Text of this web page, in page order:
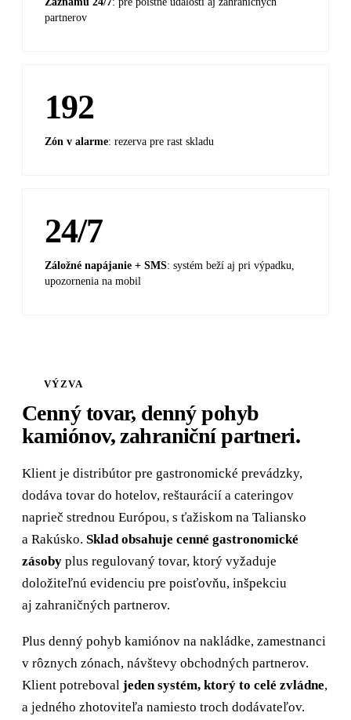
partnerov
192
Zón v alarme: rezerva pre rast skladu
24/7
Záložné napájanie + SMS: systém beží aj pri výpadku,
upozornenia na mobil
VÝZVA
Cenný tovar, denný pohyb
kamiónov, zahraniční partneri.
Klient je distribútor pre gastronomické prevádzky,
dodáva tovar do hotelov, reštaurácií a cateringov
naprieč strednou Európou, s ťažiskom na Taliansko
a Rakúsko. Sklad obsahuje cenné gastronomické
zásoby plus regulovaný tovar, ktorý vyžaduje
doložiteľnú evidenciu pre poisťovňu, inšpekciu
aj zahraničných partnerov.
Plus denný pohyb kamiónov na nakládke, zamestnanci
v rôznych zónach, návštevy obchodných partnerov.
Klient potreboval jeden systém, ktorý to celé zvládne,
a jedného zhotoviteľa namiesto troch dodávateľov.